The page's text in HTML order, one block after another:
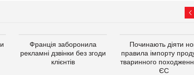
Франція заборонила
рекламні дзвінки без згоди
клієнтів
Починають діяти
правила імпорту
тваринного
ЄС